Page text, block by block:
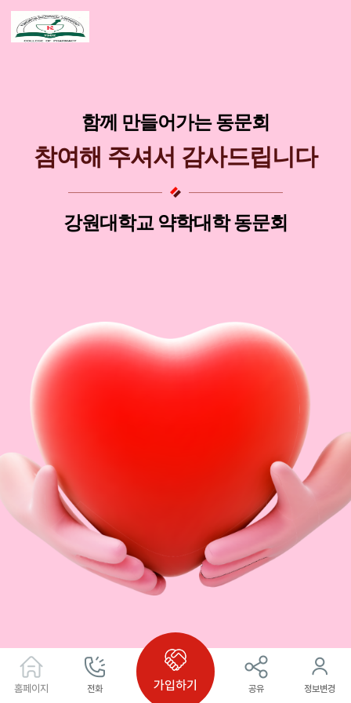
함께 만들어가는 동문회
참여해 주셔서 감사드립니다
강원대학교 약학대학 동문회
가입하기
홈페이지 전화 공유 정보변경